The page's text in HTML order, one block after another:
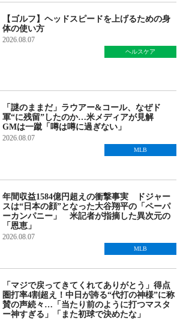
【ゴルフ】ヘッドスピードを上げるための身
体の使い方
2026.08.07
ヘルスケア
「謎のままだ」ラウアー&コール、なぜド
軍“に残留”したのか…米メディアが見解
GMは一蹴「噂は噂に過ぎない」
2026.08.07
MLB
年間収益1584億円超えの衝撃事実 ドジャー
スは“日本の顔”となった大谷翔平の「ペーパ
ーカンパニー」 米記者が指摘した異次元の
「恩恵」
2026.08.07
MLB
「マジで戻ってきてくれてありがとう」得点
圏打率4割超え！中日が誇る“代打の神様”に称
賛の声続々…「当たり前のように打つマスタ
ー神すぎる」「また初球で決めたな」